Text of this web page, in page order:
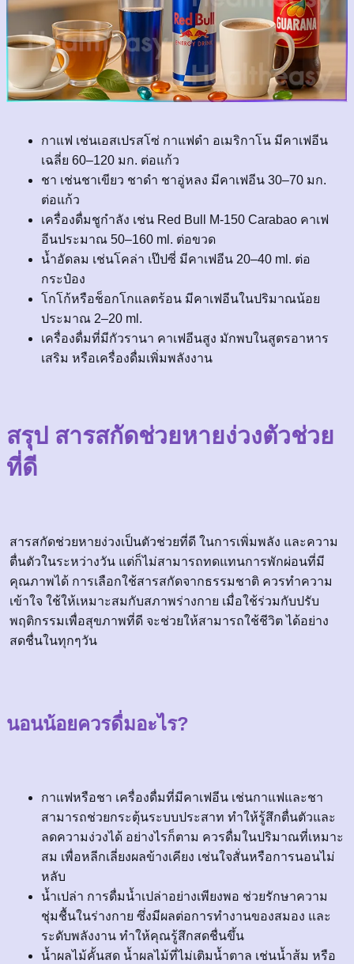
กาแฟ เช่นเอสเปรสโซ่ กาแฟดำ อเมริกาโน มีคาเฟอีน
เฉลี่ย 60–120 มก. ต่อแก้ว
ชา เช่นชาเขียว ชาดำ ชาอู่หลง มีคาเฟอีน 30–70 มก.
ต่อแก้ว
เครื่องดื่มชูกำลัง เช่น Red Bull M-150 Carabao คาเฟ
อีนประมาณ 50–160 ml. ต่อขวด
น้ำอัดลม เช่นโคล่า เป๊ปซี่ มีคาเฟอีน 20–40 ml. ต่อ
กระป๋อง
โกโก้หรือช็อกโกแลตร้อน มีคาเฟอีนในปริมาณน้อย
ประมาณ 2–20 ml.
เครื่องดื่มที่มีกัวรานา คาเฟอีนสูง มักพบในสูตรอาหาร
เสริม หรือเครื่องดื่มเพิ่มพลังงาน
สรุป สารสกัดช่วยหายง่วงตัวช่วย
ที่ดี
สารสกัดช่วยหายง่วงเป็นตัวช่วยที่ดี ในการเพิ่มพลัง และความ
ตื่นตัวในระหว่างวัน แต่ก็ไม่สามารถทดแทนการพักผ่อนที่มี
คุณภาพได้ การเลือกใช้สารสกัดจากธรรมชาติ ควรทำความ
เข้าใจ ใช้ให้เหมาะสมกับสภาพร่างกาย เมื่อใช้ร่วมกับปรับ
พฤติกรรมเพื่อสุขภาพที่ดี จะช่วยให้สามารถใช้ชีวิต ได้อย่าง
สดชื่นในทุกๆวัน
นอนน้อยควรดื่มอะไร?
กาแฟหรือชา เครื่องดื่มที่มีคาเฟอีน เช่นกาแฟและชา
สามารถช่วยกระตุ้นระบบประสาท ทำให้รู้สึกตื่นตัวและ
ลดความง่วงได้ อย่างไรก็ตาม ควรดื่มในปริมาณที่เหมาะ
สม เพื่อหลีกเลี่ยงผลข้างเคียง เช่นใจสั่นหรือการนอนไม่
หลับ
น้ำเปล่า การดื่มน้ำเปล่าอย่างเพียงพอ ช่วยรักษาความ
ชุ่มชื้นในร่างกาย ซึ่งมีผลต่อการทำงานของสมอง และ
ระดับพลังงาน ทำให้คุณรู้สึกสดชื่นขึ้น
น้ำผลไม้คั้นสด น้ำผลไม้ที่ไม่เติมน้ำตาล เช่นน้ำส้ม หรือ